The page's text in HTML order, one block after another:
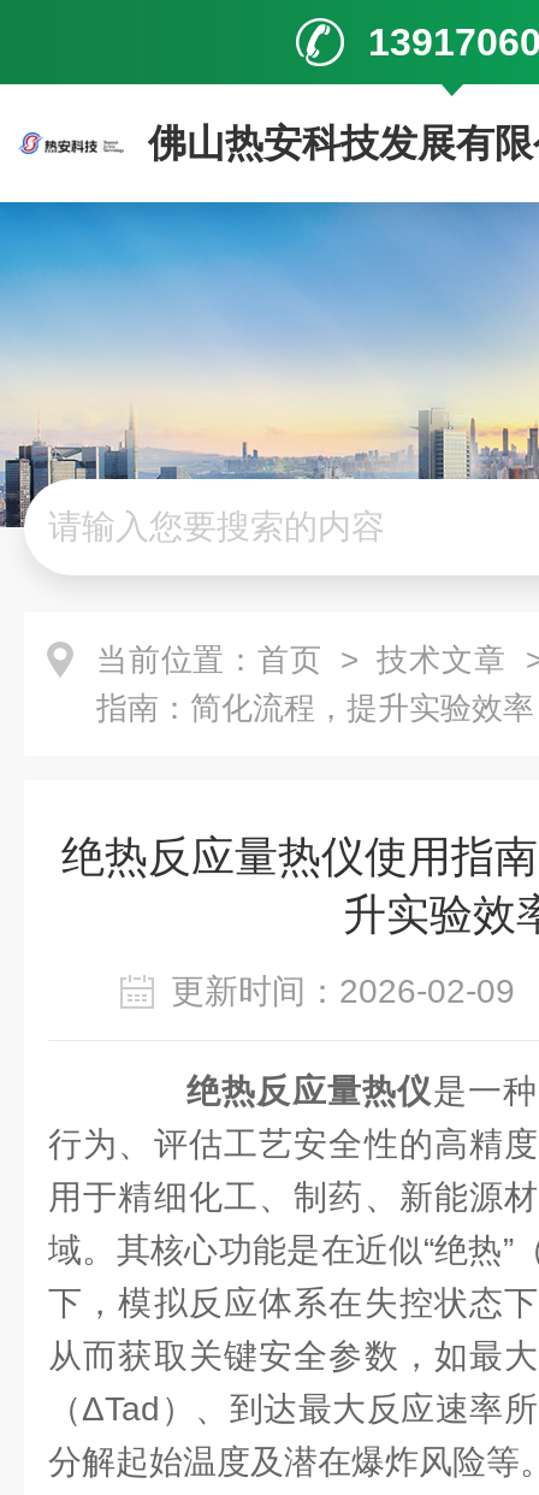
佛山热安科技发展有
当前位置： 首页 > 技术文章
指南：简化流程，提升实验效率
绝热反应量热仪使用指
升实验效
更新时间：2026-02-
绝热反应量热仪是一
行为、评估工艺安全性的高精
用于精细化工、制药、新能源
域。其核心功能是在近似“绝热”
下，模拟反应体系在失控状态
从而获取关键安全参数，如最
（ΔTad）、到达最大反应速率
分解起始温度及潜在爆炸风险等